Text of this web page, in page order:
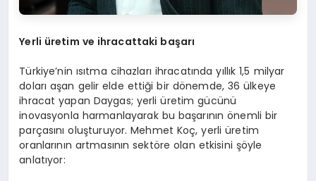
Yerli üretim ve ihracattaki başarı
Türkiye’nin ısıtma cihazları ihracatında yıllık 1,5 milyar
doları aşan gelir elde ettiği bir dönemde, 36 ülkeye
ihracat yapan Daygas; yerli üretim gücünü
inovasyonla harmanlayarak bu başarının önemli bir
parçasını oluşturuyor. Mehmet Koç, yerli üretim
oranlarının artmasının sektöre olan etkisini şöyle
anlatıyor: